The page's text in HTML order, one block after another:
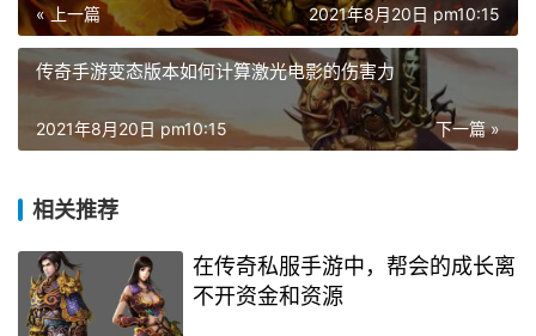
« 上一篇 2021年8月20日 pm10:15
传奇手游变态版本如何计算激光电影的伤害力
下一篇 »
2021年8月20日 pm10:15
相关推荐
在传奇私服手游中，帮会的成长离
不开资金和资源